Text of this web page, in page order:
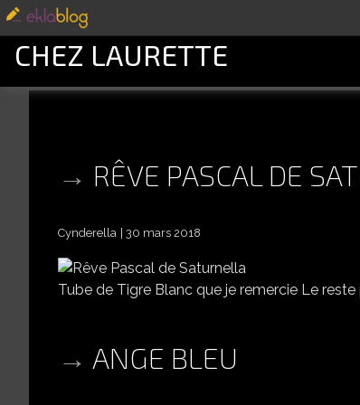
CHEZ LAURETTE
RÊVE PASCAL DE
Cynderella 30 mars 2018
Tube de Tigre Blanc que je remercie Le
ANGE BLEU